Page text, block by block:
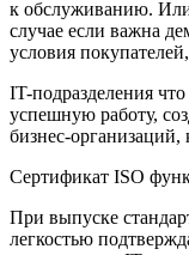
к обслуживанию.
случае если важна
условия
IT-подразделения
успешную работу,
бизнес-организаций,
Сертификат ISO
При выпуске
легкостью